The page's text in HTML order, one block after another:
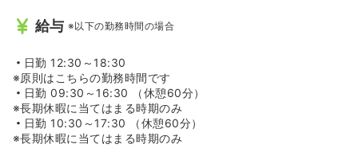
給与 ※以下の勤務時間の場合
日勤 12:30～18:30
※原則はこちらの勤務時間です
日勤 09:30～16:30 （休憩60分）
※長期休暇に当てはまる時期のみ
日勤 10:30～17:30 （休憩60分）
※長期休暇に当てはまる時期のみ